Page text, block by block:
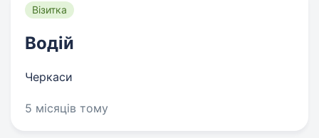
Візитка
Водій
Черкаси
5 місяців тому